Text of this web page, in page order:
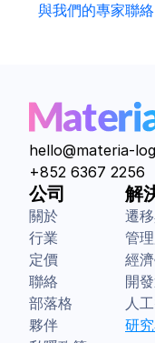
與我們的專家聯絡
hello@materia-
+852 6367 2256
公司
關於
行業
定價
聯絡
部落格
夥伴
解
遷
管
經
開
人
研